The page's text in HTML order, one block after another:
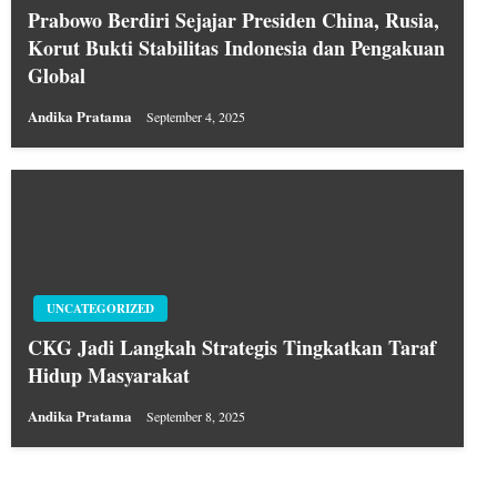
Prabowo Berdiri Sejajar Presiden China, Rusia,
Korut Bukti Stabilitas Indonesia dan Pengakuan
Global
Andika Pratama September 4, 2025
UNCATEGORIZED
CKG Jadi Langkah Strategis Tingkatkan Taraf
Hidup Masyarakat
Andika Pratama September 8, 2025